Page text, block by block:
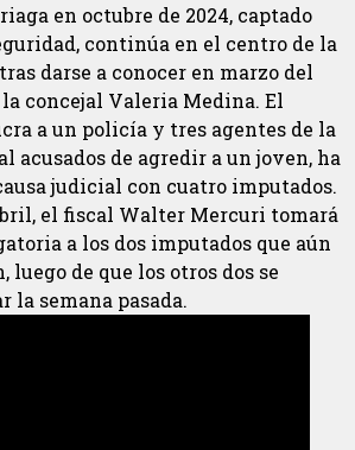
en octubre de 2024, captado
continúa en el centro de la
darse a conocer en marzo del
concejal Valeria Medina. El
a un policía y tres agentes de la
acusados de agredir a un joven, ha
judicial con cuatro imputados.
el fiscal Walter Mercuri tomará
a los dos imputados que aún
luego de que los otros dos se
la semana pasada.